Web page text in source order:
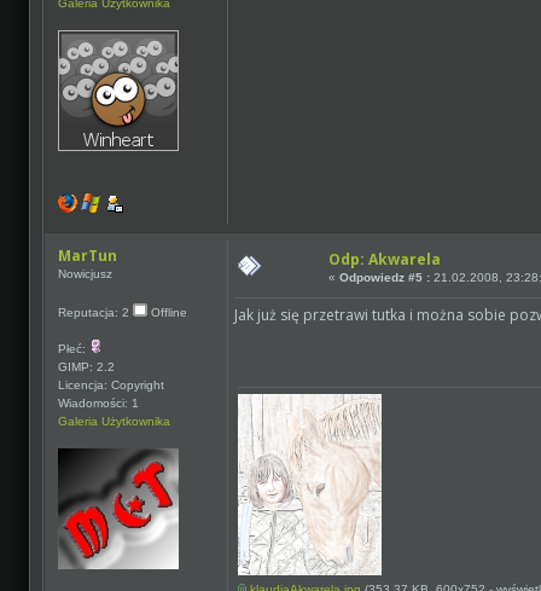
Galeria Użytkownika
MarTun
Nowicjusz
Reputacja: 2 Offline
Płeć:
GIMP: 2.2
Licencja: Copyright
Wiadomości: 1
Galeria Użytkownika
Odp: Akwarela
«Odpowiedz #5 : 21.02.2008,
Jak już się przetrawi tutka i można sobie